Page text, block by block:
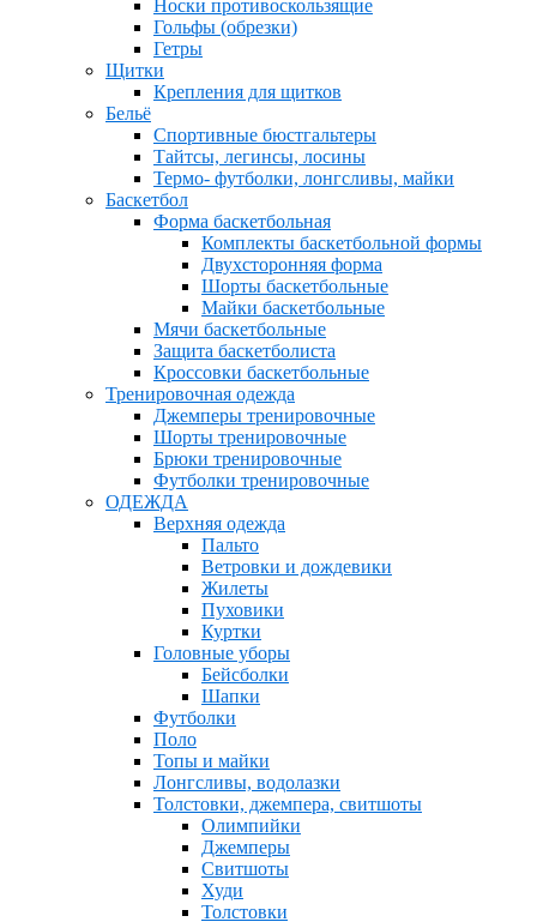
Носки противоскользящие
Гольфы (обрезки)
Гетры
Щитки
Крепления для щитков
Бельё
Спортивные бюстгальтеры
Тайтсы, легинсы, лосины
Термо- футболки, лонгсливы, майки
Баскетбол
Форма баскетбольная
Комплекты баскетбольной формы
Двухсторонняя форма
Шорты баскетбольные
Майки баскетбольные
Мячи баскетбольные
Защита баскетболиста
Кроссовки баскетбольные
Тренировочная одежда
Джемперы тренировочные
Шорты тренировочные
Брюки тренировочные
Футболки тренировочные
ОДЕЖДА
Верхняя одежда
Пальто
Ветровки и дождевики
Жилеты
Пуховики
Куртки
Головные уборы
Бейсболки
Шапки
Футболки
Поло
Топы и майки
Лонгсливы, водолазки
Толстовки, джемпера, свитшоты
Олимпийки
Джемперы
Свитшоты
Худи
Толстовки